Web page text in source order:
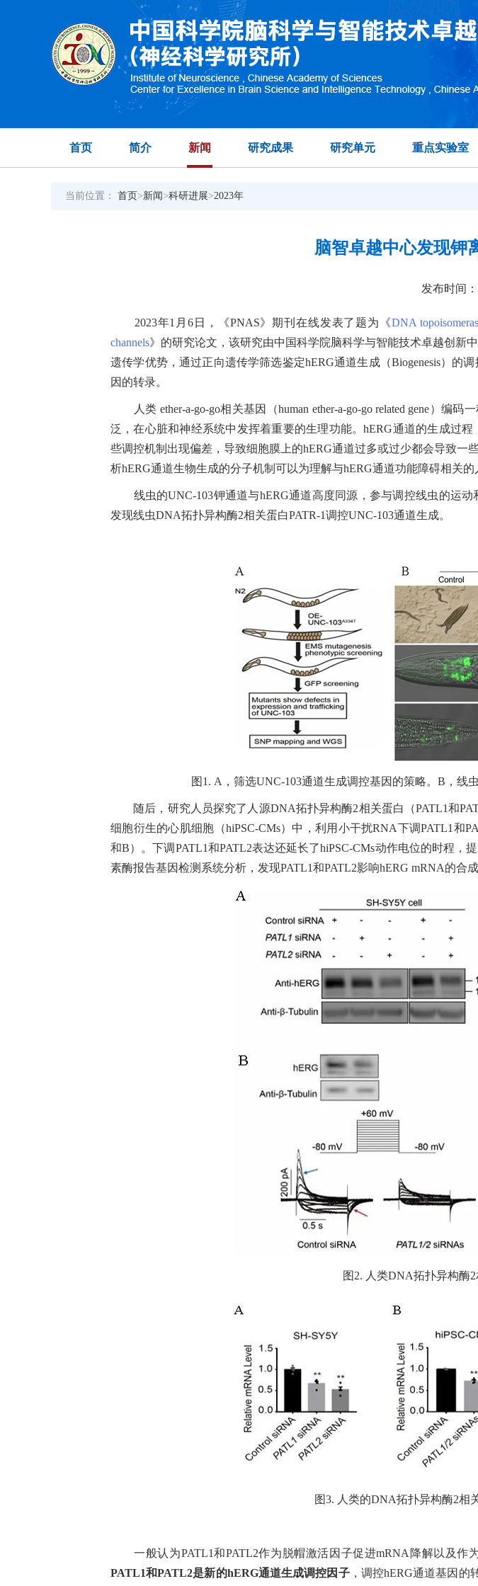
首页 简介 新闻 研究成果 研究单元 重点实验室
当前位置： 首页>新闻>科研进展>2023年
脑智卓越中心发现钾
发布时间
2023年1月6日，《PNAS》期刊在线发表了题为《DNA
channels》的研究论文，该研究由中国科学院脑科学与智能技术卓越创新
遗传学优势，通过正向遗传学筛选鉴定hERG通道生成（Biogenesis）的
因的转录。
人类 ether-a-go-go相关基因（human ether-a-go-go related gene）编
泛，在心脏和神经系统中发挥着重要的生理功能。hERG通道的生成过
些调控机制出现偏差，导致细胞膜上的hERG通道过多或过少都会导致
析hERG通道生物生成的分子机制可以为理解与hERG通道功能障碍相关的
线虫的UNC-103钾通道与hERG通道高度同源，参与调控线虫的运动
发现线虫DNA拓扑异构酶2相关蛋白PATR-1调控UNC-103通道生成。
图1. A，筛选UNC-103通道生成调控基因的策略。B，线
随后，研究人员探究了人源DNA拓扑异构酶2相关蛋白（PATL1和
细胞衍生的心肌细胞（hiPSC-CMs）中，利用小干扰RNA下调PATL1和
和B）。下调PATL1和PATL2表达还延长了hiPSC-CMs动作电位的时程
素酶报告基因检测系统分析，发现PATL1和PATL2影响hERG mRNA的合成
图2. 人类DNA拓扑异构酶2
图3. 人类的DNA拓扑异构酶2相
一般认为PATL1和PATL2作为脱帽激活因子促进mRNA降解以及作
PATL1和PATL2是新的hERG通道生成调控因子，调控hERG通道基因的